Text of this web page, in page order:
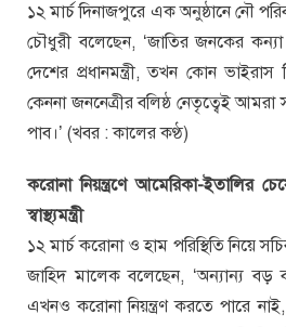
১২ মার্চ দিনাজপুরে এক অনুষ্ঠানে নৌ
চৌধুরী বলেছেন, ‘জাতির জনকের কন্যা
দেশের প্রধানমন্ত্রী, তখন কোন ভাইরাস
কেননা জননেত্রীর বলিষ্ঠ নেতৃত্বেই
পাব।’ (খবর : কালের কণ্ঠ)
করোনা নিয়ন্ত্রণে আমেরিকা-ইতালির
স্বাস্থ্যমন্ত্রী
১২ মার্চ করোনা ও হাম পরিস্থিতি নিয়ে
জাহিদ মালেক বলেছেন, ‘অন্যান্য
এখনও করোনা নিয়ন্ত্রণ করতে পারে